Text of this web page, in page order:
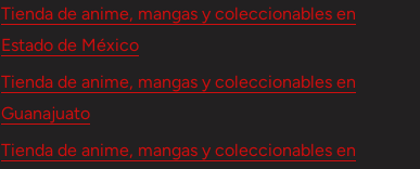
Tienda de anime, mangas y coleccionables en
Estado de México
Tienda de anime, mangas y coleccionables en
Guanajuato
Tienda de anime, mangas y coleccionables en